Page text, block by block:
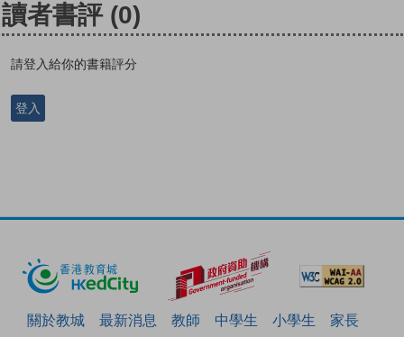
讀者書評 (0)
請登入給你的書籍評分
登入
關於教城 最新消息 教師 中學生 小學生
家長